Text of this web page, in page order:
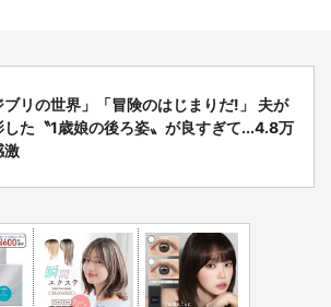
ブリの世界」「冒険のはじまりだ!」 夫が
した〝1歳娘の後ろ姿〟が良すぎて...4.8万
激